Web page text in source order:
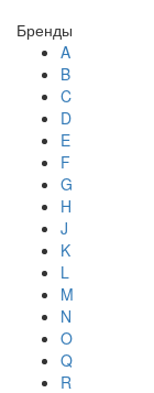
Бренды
A
B
C
D
E
F
G
H
J
K
L
M
N
O
Q
R